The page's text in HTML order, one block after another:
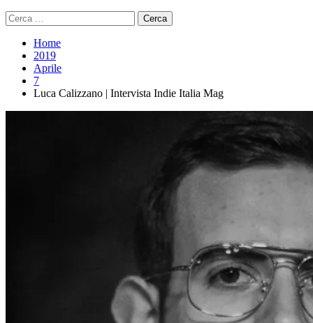
Ricerca
per:
Home
2019
Aprile
7
Luca Calizzano | Intervista Indie Italia Mag